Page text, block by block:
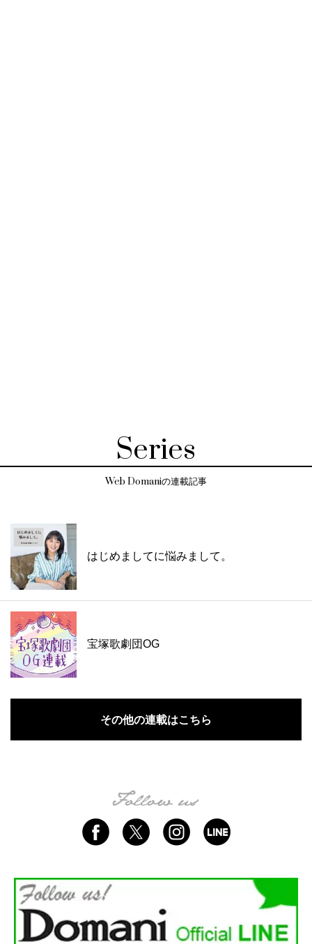
Series
Web Domaniの連載記事
はじめましてに悩みまして。
宝塚歌劇団OG
その他の連載はこちら